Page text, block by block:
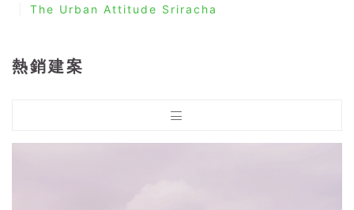
The Urban Attitude Sriracha
熱銷建案